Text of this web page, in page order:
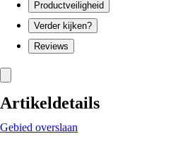
Productveiligheid
Verder kijken?
Reviews
Artikeldetails
Gebied overslaan